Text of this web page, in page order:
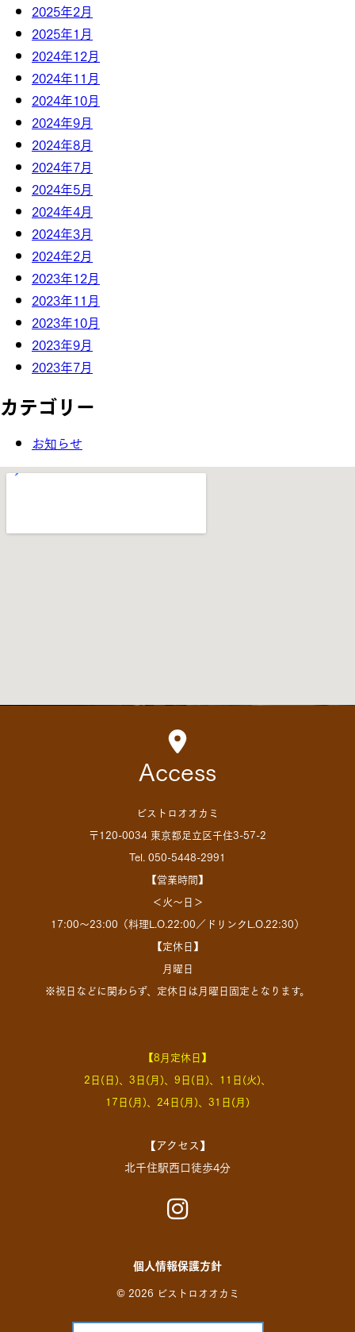
2025年2月
2025年1月
2024年12月
2024年11月
2024年10月
2024年9月
2024年8月
2024年7月
2024年5月
2024年4月
2024年3月
2024年2月
2023年12月
2023年11月
2023年10月
2023年9月
2023年7月
カテゴリー
お知らせ
Access
ビストロオオカミ
〒120-0034 東京都足立区千住3-57-2
Tel. 050-5448-2991
【営業時間】
＜火～日＞
17:00～23:00（料理L.O.22:00／ドリンクL.O.22:30）
【定休日】
月曜日
※祝日などに関わらず、定休日は月曜日固定となります。
【8月定休日】
2日(日)、3日(月)、9日(日)、11日(火)、
17日(月)、24日(月)、31日(月)
【アクセス】
北千住駅西口徒歩4分
個人情報保護方針
© 2026 ビストロオオカミ